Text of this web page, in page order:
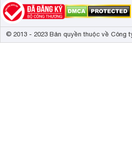
© 2013 - 2023 Bản quyền thuộc về Công